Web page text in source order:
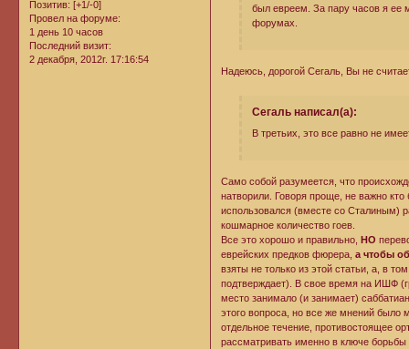
Позитив: [+1/-0]
Провел на форуме:
1 день 10 часов
Последний визит:
2 декабря, 2012г. 17:16:54
был евреем. За пару часов я ее
форумах.
Надеюсь, дорогой Сегаль, Вы не
Сегаль написал(а):
В третьих, это все равно не
Само собой разумеется, что
натворили. Говоря проще, не важно
использовался (вместе со Сталиным)
кошмарное количество гоев.
Все это хорошо и правильно,
НО
еврейских предков фюрера,а чтобы
взяты не только из этой статьи, а, в
подтверждает). В свое время на ИШФ
место занимало (и занимает)
этого вопроса, но все же мнений было
отдельное течение, противостоящее
рассматривать именно в ключе